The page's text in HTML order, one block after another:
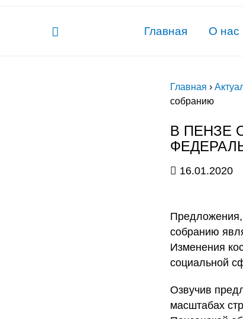
Главная О нас
Главная ›
собранию
В ПЕНЗЕ
16.01.2020
собранию
Изменения
социальной
Озвучив
масштабах